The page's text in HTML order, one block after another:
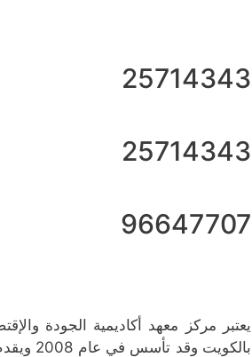
25714343
25714343
96647707